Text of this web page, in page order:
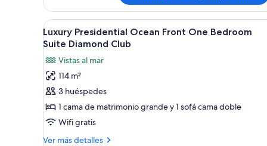
junior
suite
sunset
view
Abrir
todas
fotos
de
Luxury
Presidential
Ocean
Front
Una habitación de hotel
5
Luxury Presidential Ocean Front One Bedroom
Suite Diamond Club
Vistas al mar
114 m²
3 huéspedes
1 cama de matrimonio grande y 1 sofá cama doble
Wifi gratis
Ver más detalles
Más